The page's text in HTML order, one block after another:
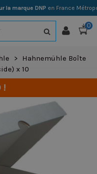
la marque DNP en France
0
>
Hahnemühle Boîte
x 10
!